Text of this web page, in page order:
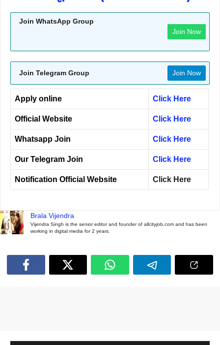
Join WhatsApp Group
Join Now
Join Telegram Group Join Now
Apply online Click Here
Official Website Click Here
Whatsapp Join Click Here
Our Telegram Join Click Here
Notification Official Website Click Here
Brala Vijendra
Vijendra Singh is the senior editor and founder of allcityjob.com and has been
working in digital media for 2 years.